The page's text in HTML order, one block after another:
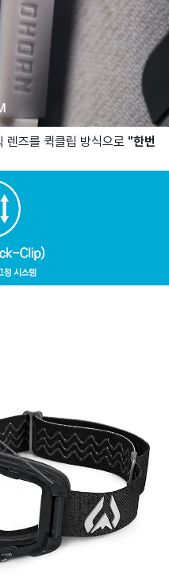
렌즈를 퀵클립 방식으로 "한번